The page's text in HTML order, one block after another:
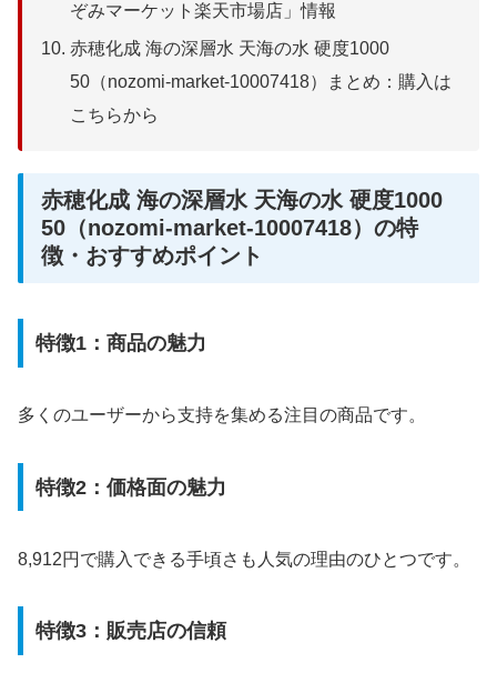
ぞみマーケット楽天市場店」情報
赤穂化成 海の深層水 天海の水 硬度1000
50（nozomi-market-10007418）まとめ：購入は
こちらから
赤穂化成 海の深層水 天海の水 硬度1000
50（nozomi-market-10007418）の特
徴・おすすめポイント
特徴1：商品の魅力
多くのユーザーから支持を集める注目の商品です。
特徴2：価格面の魅力
8,912円で購入できる手頃さも人気の理由のひとつです。
特徴3：販売店の信頼